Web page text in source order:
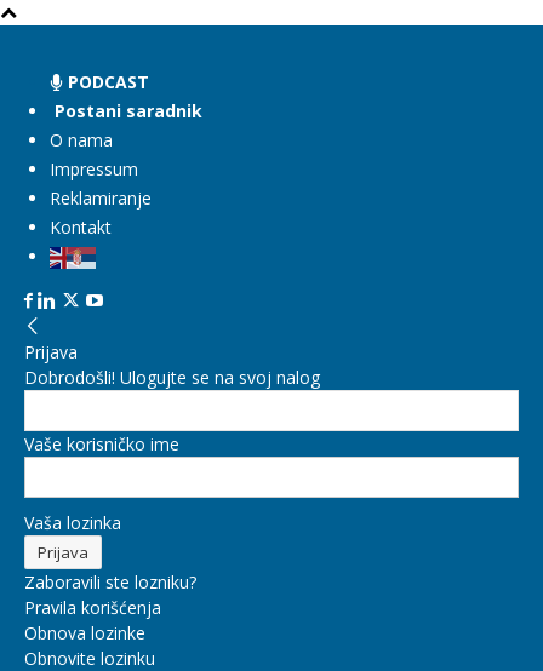
PODCAST
Postani saradnik
O nama
Impressum
Reklamiranje
Kontakt
Prijava
Dobrodošli! Ulogujte se na svoj nalog
Vaše korisničko ime
Vaša lozinka
Zaboravili ste lozniku?
Pravila korišćenja
Obnova lozinke
Obnovite lozinku